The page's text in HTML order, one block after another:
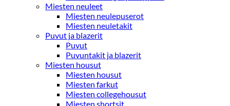
Miesten neuleet
Miesten neulepuserot
Miesten neuletakit
Puvut ja blazerit
Puvut
Puvuntakit ja blazerit
Miesten housut
Miesten housut
Miesten farkut
Miesten collegehousut
Miesten shortsit